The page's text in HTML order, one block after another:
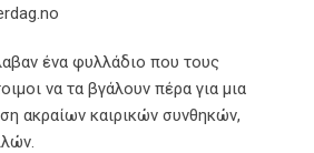
ένα φυλλάδιο που τους
να τα βγάλουν πέρα ​​για μια
ακραίων καιρικών συνθηκών,